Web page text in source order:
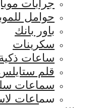
جرابات
حوامل
باور بانك
سكرينات
ساعات
قلم
سماعات
سماعات